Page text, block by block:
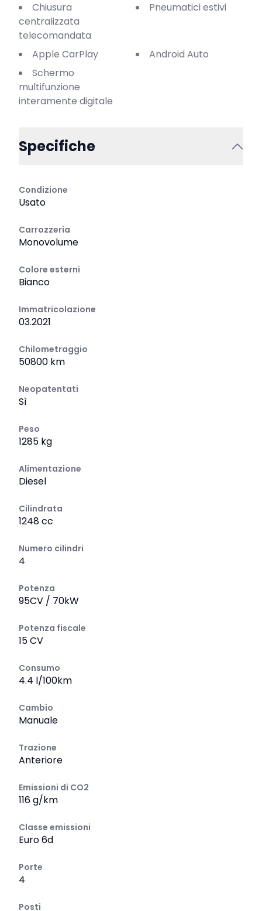
Chiusura
centralizzata
telecomandata
Pneumatici estivi
Apple CarPlay
Android Auto
Schermo
multifunzione
interamente digitale
Specifiche
Condizione
Usato
Carrozzeria
Monovolume
Colore esterni
Bianco
Immatricolazione
03.2021
Chilometraggio
50800 km
Neopatentati
Sì
Peso
1285 kg
Alimentazione
Diesel
Cilindrata
1248 cc
Numero cilindri
4
Potenza
95CV / 70kW
Potenza fiscale
15 CV
Consumo
4.4 l/100km
Cambio
Manuale
Trazione
Anteriore
Emissioni di CO2
116 g/km
Classe emissioni
Euro 6d
Porte
4
Posti